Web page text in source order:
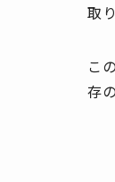
取
こ
存